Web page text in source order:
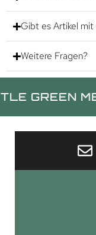
Gibt es Artikel
Weitere Fragen?
MEN.